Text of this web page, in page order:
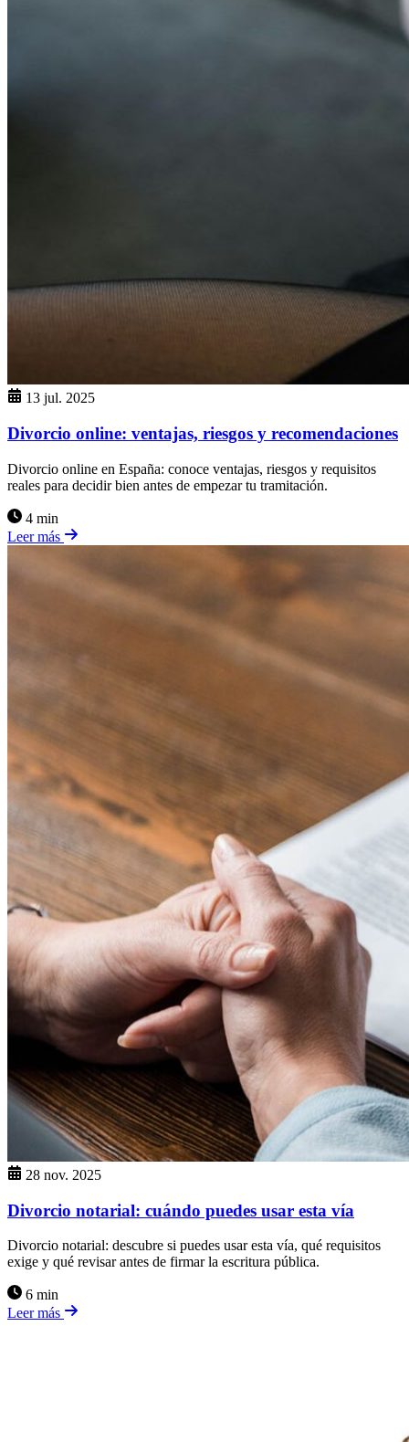
13 jul. 2025
Divorcio online: ventajas, riesgos y recomendaciones
Divorcio online en España: conoce ventajas, riesgos y requisitos
reales para decidir bien antes de empezar tu tramitación.
4 min
Leer más
28 nov. 2025
Divorcio notarial: cuándo puedes usar esta vía
Divorcio notarial: descubre si puedes usar esta vía, qué requisitos
exige y qué revisar antes de firmar la escritura pública.
6 min
Leer más